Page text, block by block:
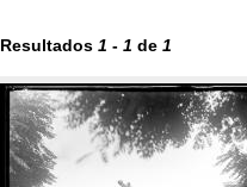
Resultados 1 - 1 de 1